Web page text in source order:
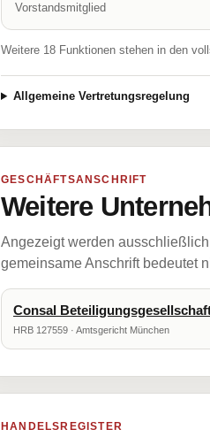
Vorstandsmitglied
Weitere 18 Funktionen stehen in den
Allgemeine Vertretungsregelung
GESCHÄFTSANSCHRIFT
Weitere
Angezeigt werden
gemeinsame Anschrift bedeutet
Consal
HRB 127559 · Amtsgericht München
HANDELSREGISTER